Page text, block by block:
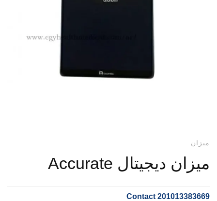
ميزان
ميزان ديجيتال Accurate
Contact 201013383669